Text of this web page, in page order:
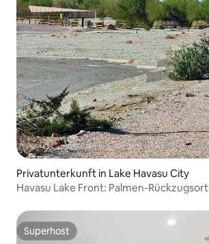
Privatunterkunft in Lake Havasu City
Havasu Lake Front: Palmen-Rückzugsort
Superhost
Superhost